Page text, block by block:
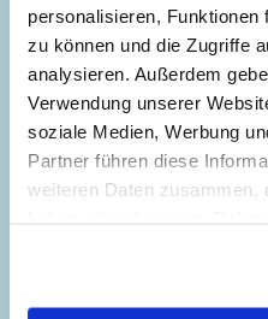
personalisieren, Funktionen
zu können und die Zugriffe
analysieren. Außerdem
Verwendung unserer
soziale Medien, Werbung
Partner führen diese
weiteren Daten zusammen,
geben, können Sie diese
Datenschutzerklärung